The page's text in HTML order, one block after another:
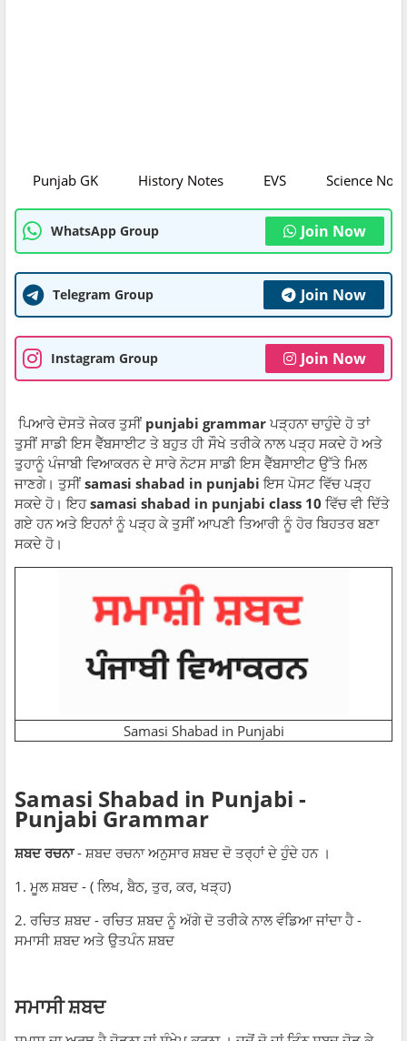
Punjab GK History Notes EVS Science
WhatsApp Group Join Now
Telegram Group Join Now
Instagram Group Join Now
ਪਿਆਰੇ ਦੋਸਤੋ ਜੇਕਰ ਤੁਸੀਂ punjabi grammar ਪੜ੍ਹਨਾ ਚਾਹੁੰਦੇ ਹੋ ਤਾਂ
ਤੁਸੀਂ ਸਾਡੀ ਇਸ ਵੈੱਬਸਾਈਟ ਤੇ ਬਹੁਤ ਹੀ ਸੌਖੇ ਤਰੀਕੇ ਨਾਲ ਪੜ੍ਹ ਸਕਦੇ ਹੋ ਅਤੇ
ਤੁਹਾਨੂੰ ਪੰਜਾਬੀ ਵਿਆਕਰਨ ਦੇ ਸਾਰੇ ਨੋਟਸ ਸਾਡੀ ਇਸ ਵੈੱਬਸਾਈਟ ਉੱਤੇ ਮਿਲ
ਜਾਣਗੇ। ਤੁਸੀਂ samasi shabad in punjabi ਇਸ ਪੋਸਟ ਵਿੱਚ ਪੜ੍ਹ
ਸਕਦੇ ਹੋ। ਇਹsamasi shabad in punjabi class 10 ਵਿੱਚ ਵੀ ਦਿੱਤੇ
ਗਏ ਹਨ ਅਤੇ ਇਹਨਾਂ ਨੂੰ ਪੜ੍ਹ ਕੇ ਤੁਸੀਂ ਆਪਣੀ ਤਿਆਰੀ ਨੂੰ ਹੋਰ ਬਿਹਤਰ ਬਣਾ
ਸਕਦੇ ਹੋ।
Samasi Shabad in Punjabi
Samasi Shabad in Punjabi -
Punjabi Grammar
ਸ਼ਬਦ ਰਚਨਾ- ਸ਼ਬਦ ਰਚਨਾ ਅਨੁਸਾਰ ਸ਼ਬਦ ਦੋ ਤਰ੍ਹਾਂ ਦੇ ਹੁੰਦੇ ਹਨ ।
1. ਮੂਲ ਸ਼ਬਦ - ( ਲਿਖ, ਬੈਠ, ਤੁਰ, ਕਰ, ਖੜ੍ਹ)
2. ਰਚਿਤ ਸ਼ਬਦ - ਰਚਿਤ ਸ਼ਬਦ ਨੂੰ ਅੱਗੇ ਦੋ ਤਰੀਕੇ ਨਾਲ ਵੰਡਿਆ ਜਾਂਦਾ ਹੈ -
ਸਮਾਸੀ ਸ਼ਬਦ ਅਤੇ ਉਤਪੰਨ ਸ਼ਬਦ
ਸਮਾਸੀ ਸ਼ਬਦ